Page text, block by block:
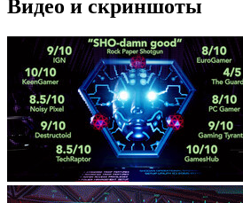
Видео и скриншоты